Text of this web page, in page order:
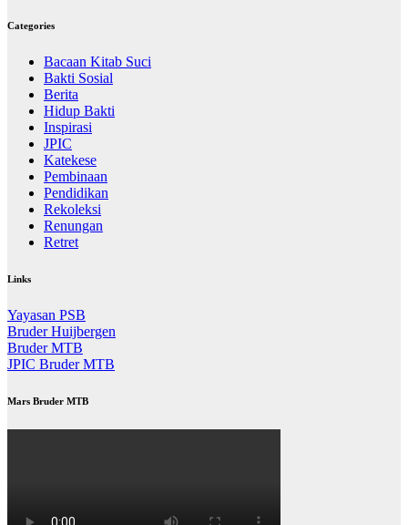
Categories
Bacaan Kitab Suci
Bakti Sosial
Berita
Hidup Bakti
Inspirasi
JPIC
Katekese
Pembinaan
Pendidikan
Rekoleksi
Renungan
Retret
Links
Yayasan PSB
Bruder Huijbergen
Bruder MTB
JPIC Bruder MTB
Mars Bruder MTB